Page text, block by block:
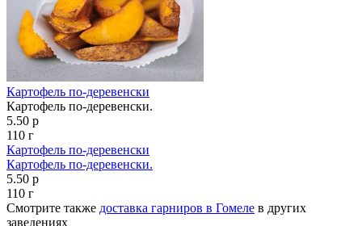
Картофель по-деревенски
Картофель по-деревенски.
5.50 р
110 г
Картофель по-деревенски
Картофель по-деревенски.
5.50 р
110 г
Смотрите также доставка гарниров в Гомеле в других
заведениях